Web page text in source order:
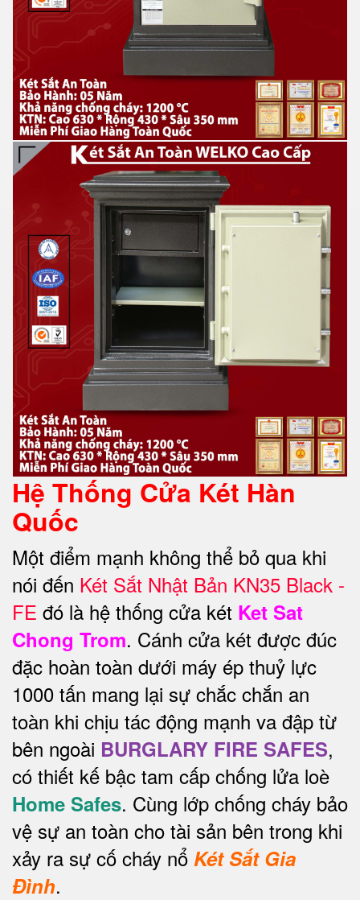
Hệ Thống Cửa Két Hàn
Quốc
Một điểm mạnh không thể bỏ qua khi
nói đến Két Sắt Nhật Bản KN35 Black -
FE đó là hệ thống cửa két Ket Sat
Chong Trom. Cánh cửa két được đúc
đặc hoàn toàn dưới máy ép thuỷ lực
1000 tấn mang lại sự chắc chắn an
toàn khi chịu tác động mạnh va đập từ
bên ngoài BURGLARY FIRE SAFES,
có thiết kế bậc tam cấp chống lửa loè
Home Safes. Cùng lớp chống cháy bảo
vệ sự an toàn cho tài sản bên trong khi
xảy ra sự cố cháy nổ Két Sắt Gia
Đình.